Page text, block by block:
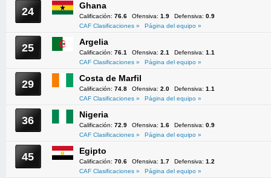
24 Ghana
Calificación: 76.6 Ofensiva: 1.9 Defensiva: 0.9
CAF Clasificaciones »
Página del equipo »
25 Argelia
Calificación: 76.1 Ofensiva: 2.1 Defensiva: 1.1
CAF Clasificaciones »
Página del equipo »
29 Costa de Marfil
Calificación: 74.8 Ofensiva: 2.0 Defensiva: 1.1
CAF Clasificaciones »
Página del equipo »
36 Nigeria
Calificación: 72.9 Ofensiva: 1.6 Defensiva: 0.9
CAF Clasificaciones »
Página del equipo »
45 Egipto
Calificación: 70.6 Ofensiva: 1.7 Defensiva: 1.2
CAF Clasificaciones »
Página del equipo »